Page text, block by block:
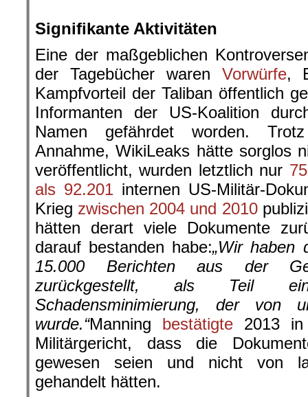
Signifikante Aktivitäten
Eine der maßgeblichen
der Tagebücher waren Vorwürfe,
Kampfvorteil der Taliban öffentlich
Informanten der US-Koalition
Namen gefährdet worden.
Annahme, WikiLeaks hätte sorglos
veröffentlicht, wurden letztlich nur
als 92.201 internen US-Militär-
Krieg zwischen 2004 und 2010
hätten derart viele Dokumente
darauf bestanden habe:„Wir haben
15.000 Berichten aus der
zurückgestellt, als Teil
Schadensminimierung, der von
wurde.“Manning bestätigte2013 in
Militärgericht, dass die
gewesen seien und nicht von
gehandelt hätten.